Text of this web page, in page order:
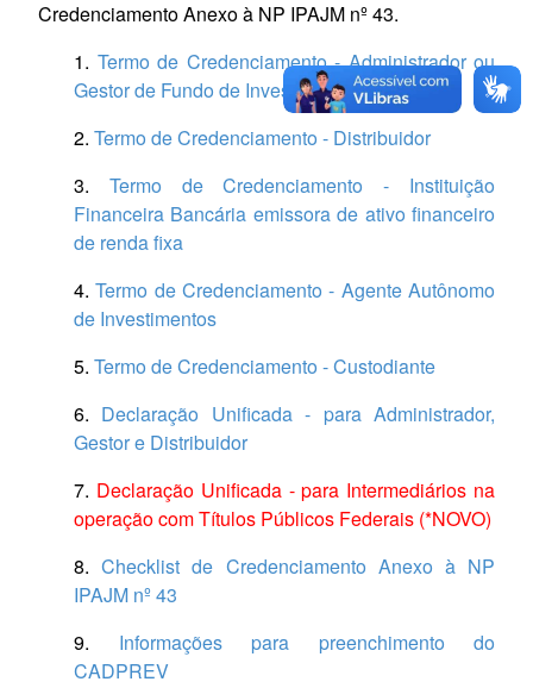
Relação de instituições financeiras credenciadas:
Itaú Asset Gestor
Bradesco
BEM DTVM Administrador
XP CCTVM
XP Vista Asset Gestor
XP Allocation
Credenciamento Anexo à NP IPAJM nº 43.
1. Termo de Credenciamento - Administrador ou
Gestor de Fundo de Investimento
2. Termo de Credenciamento - Distribuidor
3. Termo de Credenciamento - Instituição
Financeira Bancária emissora de ativo financeiro
de renda fixa
4.Termo de Credenciamento - Agente Autônomo
de Investimentos
5. Termo de Credenciamento - Custodiante
6. Declaração Unificada - para Administrador,
Gestor e Distribuidor
7. Declaração Unificada - para Intermediários na
operação com Títulos Públicos Federais (*NOVO)
8.Checklist de Credenciamento Anexo à NP
IPAJM nº 43
9. Informações para preenchimento do
CADPREV